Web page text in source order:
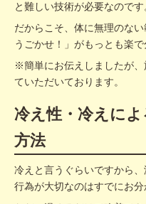
と難しい技術が必要なのです
だからこそ、体に無理のな
うごかせ！」がもっとも楽
※簡単にお伝えしましたが
ていただいております。
冷え性・冷えに
方法
冷えと言うぐらいですから
行為が大切なのはすでにお分